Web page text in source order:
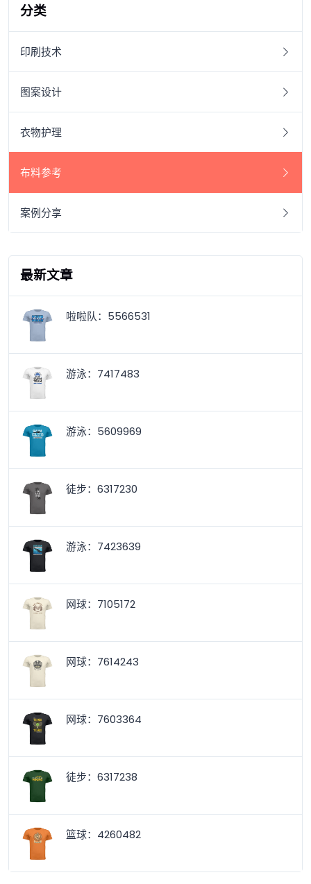
分类
印刷技术
图案设计
衣物护理
布料参考
案例分享
最新文章
啦啦队：5566531
游泳：7417483
游泳：5609969
徒步：6317230
游泳：7423639
网球：7105172
网球：7614243
网球：7603364
徒步：6317238
篮球：4260482